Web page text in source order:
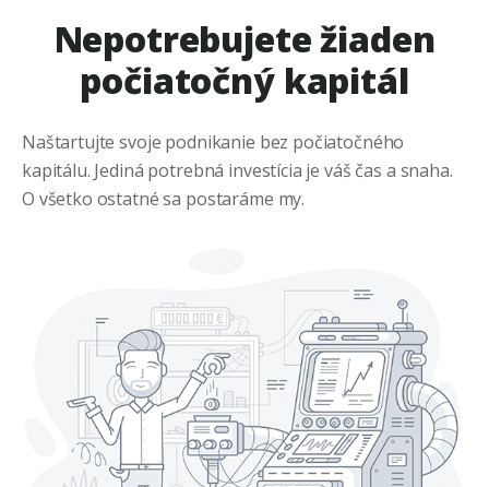
Nepotrebujete žiaden
počiatočný kapitál
Naštartujte svoje podnikanie bez počiatočného
kapitálu. Jediná potrebná investícia je váš čas a snaha.
O všetko ostatné sa postaráme my.